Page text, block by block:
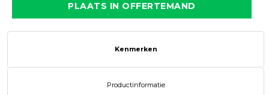
PLAATS IN OFFERTEMAND
Kenmerken
Productinformatie